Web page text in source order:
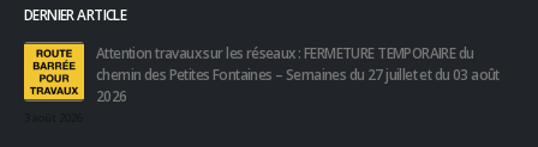
DERNIER ARTICLE
Attention travaux sur les réseaux : FERMETURE TEMPORAIRE du
chemin des Petites Fontaines – Semaines du 27 juillet et du 03 août
2026